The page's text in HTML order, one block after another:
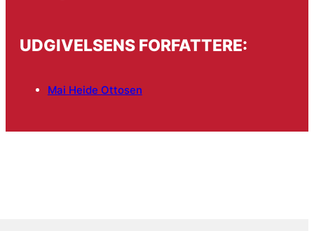
UDGIVELSENS FORFATTERE:
Mai Heide Ottosen